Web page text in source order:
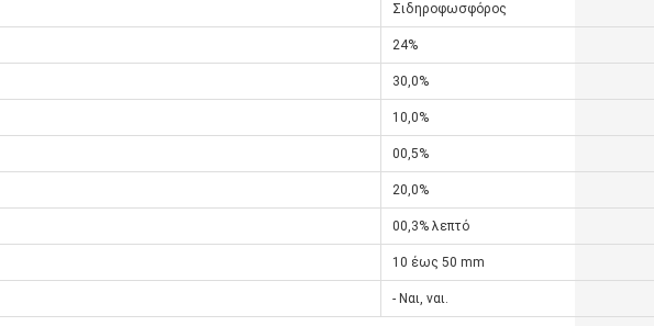
Σιδηροφωσφόρος
24%
30,0%
10,0%
00,5%
20,0%
00,3% λεπτό
10 έως 50 mm
- Ναι, ναι.